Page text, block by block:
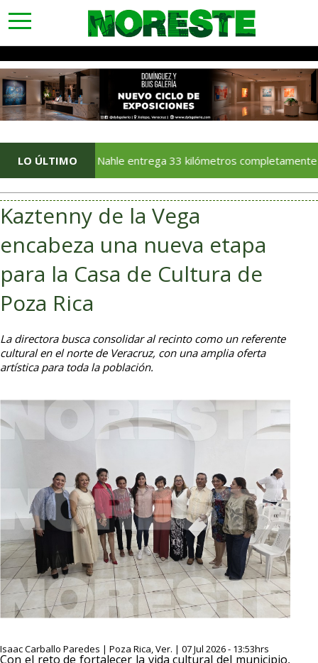
toggle
navigation
LO ÚLTIMO
Rocío Nahle entrega 33 kilómetros completamente
Kaztenny de la Vega
encabeza una nueva etapa
para la Casa de Cultura de
Poza Rica
La directora busca consolidar al recinto como un referente
cultural en el norte de Veracruz, con una amplia oferta
artística para toda la población.
Isaac Carballo Paredes | Poza Rica, Ver. | 07 Jul 2026 - 13:53hrs
Con el reto de fortalecer la vida cultural del municipio,